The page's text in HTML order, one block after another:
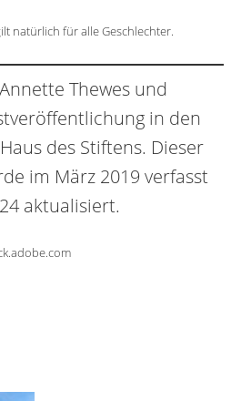
natürlich für alle Geschlechter.
Thewes und
in den
des Stiftens. Dieser
im März 2019 verfasst
aktualisiert.